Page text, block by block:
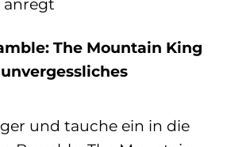
The Mountain King
und tauche ein in die